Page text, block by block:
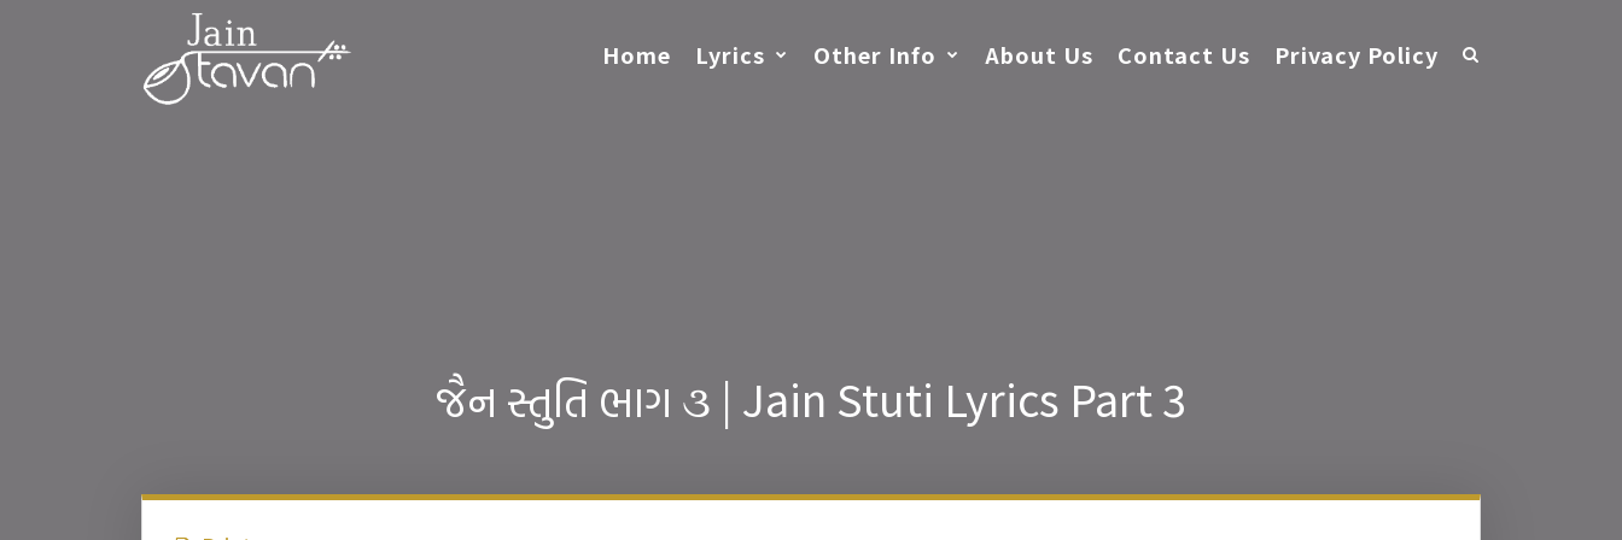
Home Lyrics Other Info About Us Contact Us Privacy Policy
જૈન સ્તુતિ ભાગ ૩ | Jain Stuti Lyrics Part 3